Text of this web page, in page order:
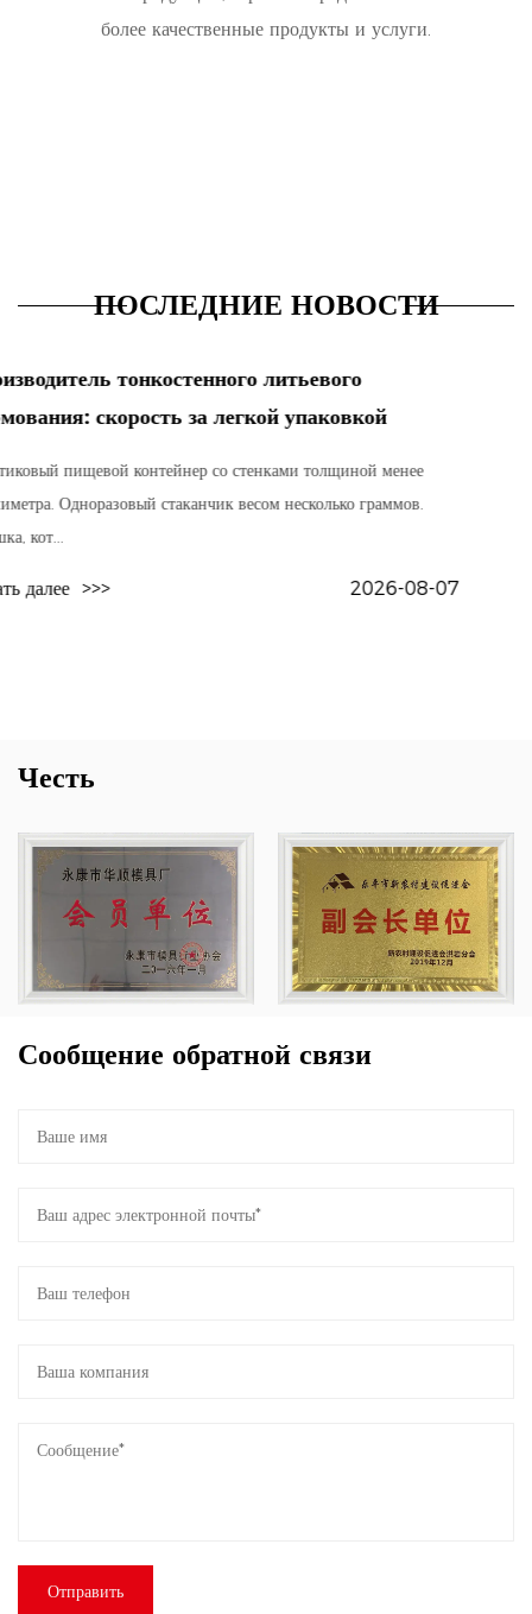
более качественные продукты и услуги.
ПОСЛЕДНИЕ НОВОСТИ
07
Прямоугольная форма для
эффективный инструмент
прямоугольная форма для пищевых
Честь
Сообщение обратной связи